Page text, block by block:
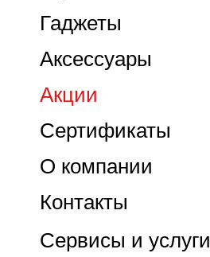
Контакты
О компании
Сертификаты
Акции
Аксессуары
Гаджеты
Сервисы и услуги